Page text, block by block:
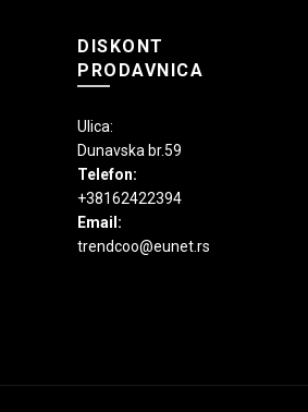
DISKONT
PRODAVNICA
Ulica:
Dunavska br.59
Telefon:
+38162422394
Email:
trendcoo@eunet.rs